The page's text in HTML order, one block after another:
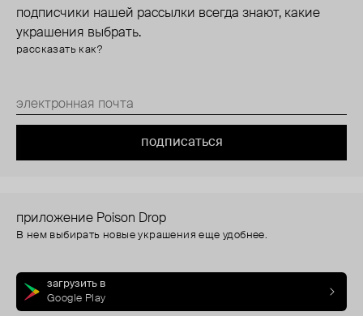
подписчики нашей рассылки всегда знают, какие
украшения выбрать.
рассказать как?
подписаться
приложение Poison Drop
В нем выбирать новые украшения еще удобнее.
загрузить в
Google Play